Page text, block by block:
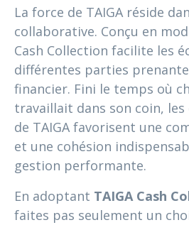
La force de TAIGA réside
collaborative. Conçu en
Cash Collection facilite les
différentes parties
financier. Fini le temps où
travaillait dans son coin,
de TAIGA favorisent une
et une cohésion
gestion performante.
En adoptant TAIGA Cash
faites pas seulement un